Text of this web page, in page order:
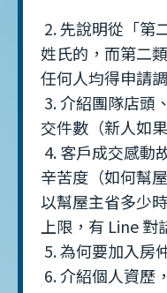
2. 先說明從「第
姓氏的，而第二
任何人均得申請
3. 介紹團隊店頭
交件數（新人如
4. 客戶成交感動
辛苦度（如何幫
以幫屋主省多少
上限，有 Line 對
5. 為何要加入房
6. 介紹個人資歷